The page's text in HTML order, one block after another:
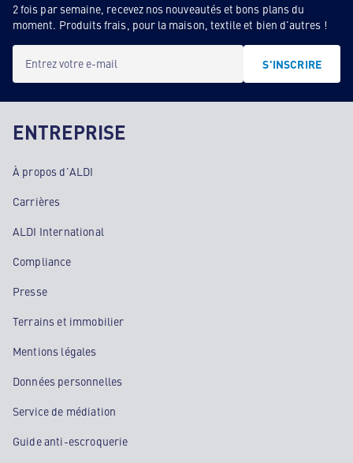
2 fois par semaine, recevez nos nouveautés et bons plans du
moment. Produits frais, pour la maison, textile et bien d'autres !
Entrez votre e-mail S'INSCRIRE
ENTREPRISE
À propos d'ALDI
Carrières
ALDI International
Compliance
Presse
Terrains et immobilier
Mentions légales
Données personnelles
Service de médiation
Guide anti-escroquerie